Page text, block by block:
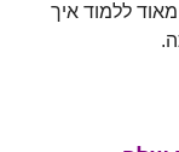
ללמוד איך